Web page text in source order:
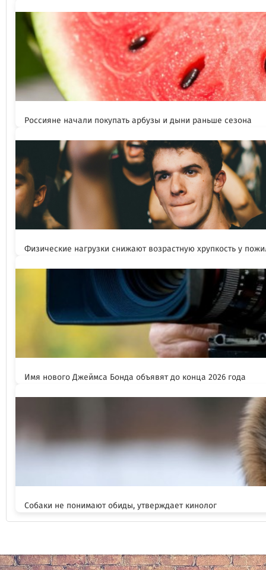
Россияне начали покупать арбузы и дыни раньше сезона
Физические нагрузки снижают возрастную хрупкость у
Имя нового Джеймса Бонда объявят до конца 2026 года
Собаки не понимают обиды, утверждает кинолог